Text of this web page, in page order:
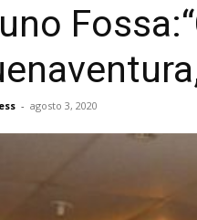
- agosto 3, 2020